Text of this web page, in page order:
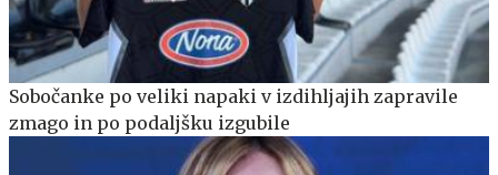
Sobočanke po veliki napaki v izdihljajih zapravile
zmago in po podaljšku izgubile